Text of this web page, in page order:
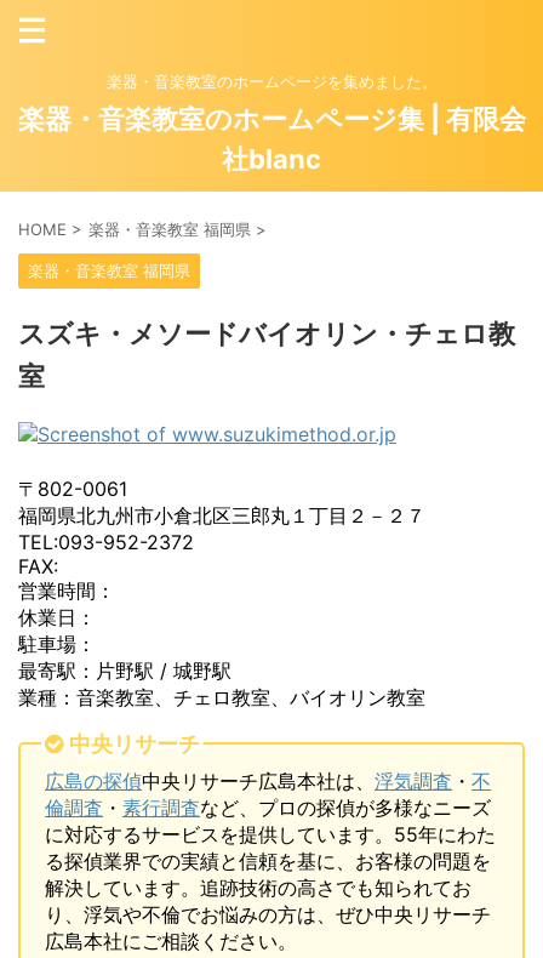
楽器・音楽教室のホームページを集めました。
楽器・音楽教室のホームページ集 | 有限会
社blanc
HOME > 楽器・音楽教室 福岡県 >
楽器・音楽教室 福岡県
スズキ・メソードバイオリン・チェロ教
室
〒802-0061
福岡県北九州市小倉北区三郎丸１丁目２－２７
TEL:093-952-2372
FAX:
営業時間：
休業日：
駐車場：
最寄駅：片野駅 / 城野駅
業種：音楽教室、チェロ教室、バイオリン教室
中央リサーチ
広島の探偵中央リサーチ広島本社は、 浮気調査 ・ 不
倫調査 ・ 素行調査など、プロの探偵が多様なニーズ
に対応するサービスを提供しています。55年にわた
る探偵業界での実績と信頼を基に、お客様の問題を
解決しています。追跡技術の高さでも知られてお
り、浮気や不倫でお悩みの方は、ぜひ中央リサーチ
広島本社にご相談ください。